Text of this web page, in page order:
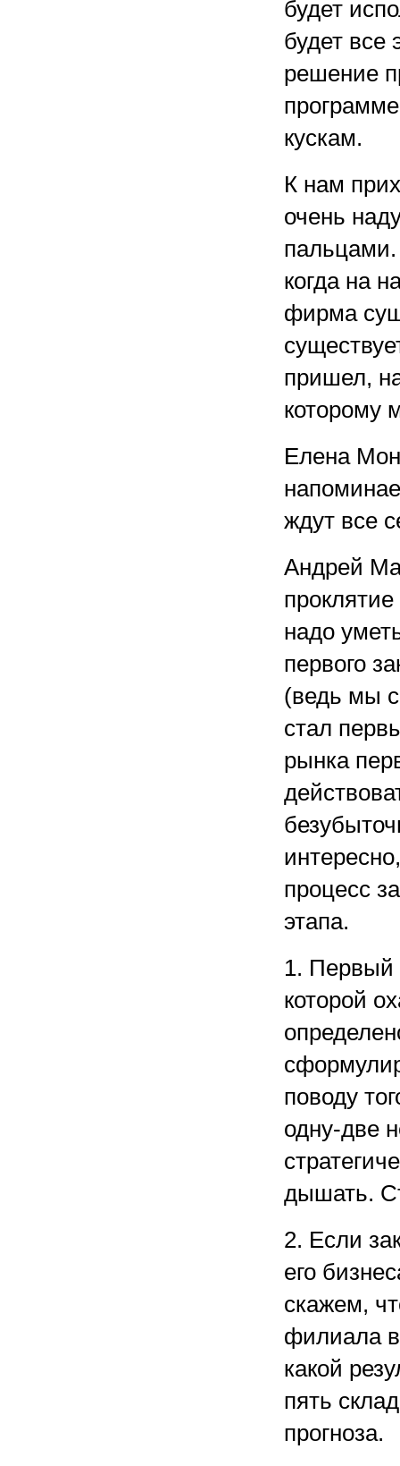
будет
будет все
решение
кускам.
К нам
очень
когда на
фирма
пришел,
которому
Елена
ждут все
Андрей
проклятие
надо
первого
(ведь мы
стал
рынка
процесс
этапа.
1. Первый
которой
поводу
одну-две
дышать.
2. Если
его
скажем,
филиала
какой
пять
прогноза.